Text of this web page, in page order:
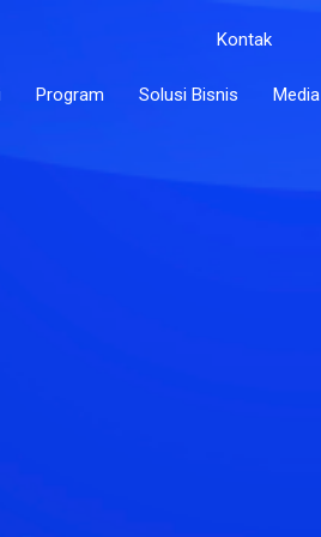
Kontak
Program Solusi Bisnis Media